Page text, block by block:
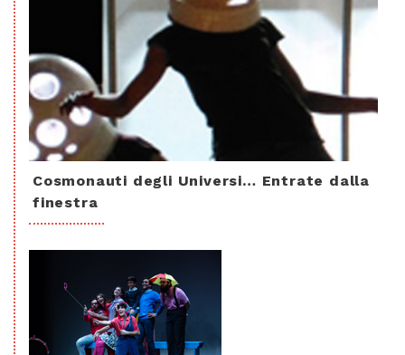
Cosmonauti degli Universi… Entrate dalla
finestra